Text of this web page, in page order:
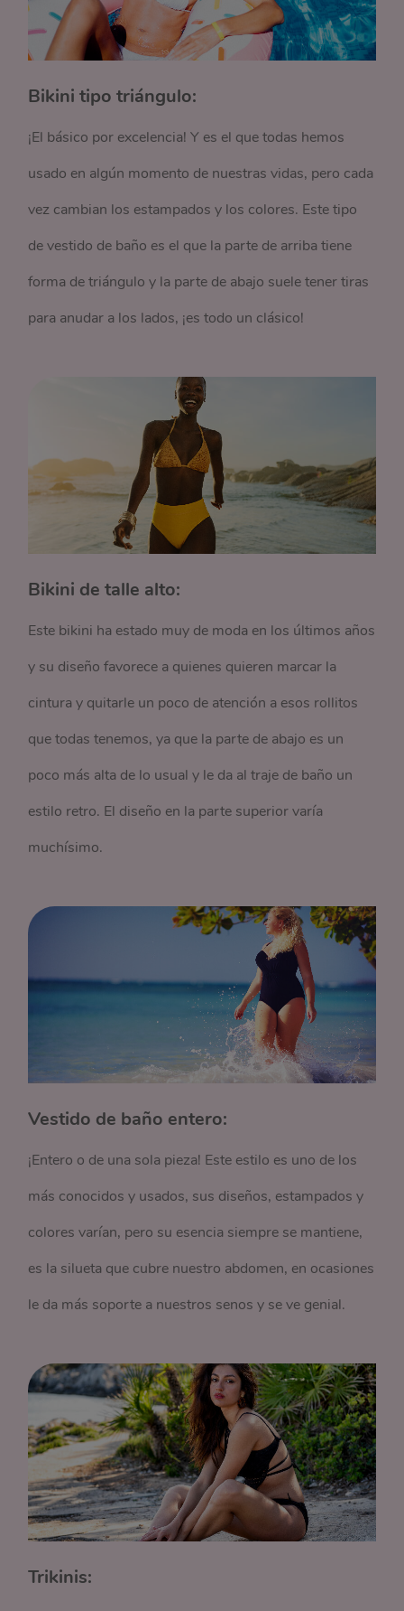
Bikini tipo triángulo:
¡El básico por excelencia! Y es el que todas hemos
usado en algún momento de nuestras vidas, pero cada
vez cambian los estampados y los colores. Este tipo
de vestido de baño es el que la parte de arriba tiene
forma de triángulo y la parte de abajo suele tener tiras
para anudar a los lados, ¡es todo un clásico!
Bikini de talle alto:
Este bikini ha estado muy de moda en los últimos años
y su diseño favorece a quienes quieren marcar la
cintura y quitarle un poco de atención a esos rollitos
que todas tenemos, ya que la parte de abajo es un
poco más alta de lo usual y le da al traje de baño un
estilo retro. El diseño en la parte superior varía
muchísimo.
Vestido de baño entero:
¡Entero o de una sola pieza! Este estilo es uno de los
más conocidos y usados, sus diseños, estampados y
colores varían, pero su esencia siempre se mantiene,
es la silueta que cubre nuestro abdomen, en ocasiones
le da más soporte a nuestros senos y se ve genial.
Trikinis: